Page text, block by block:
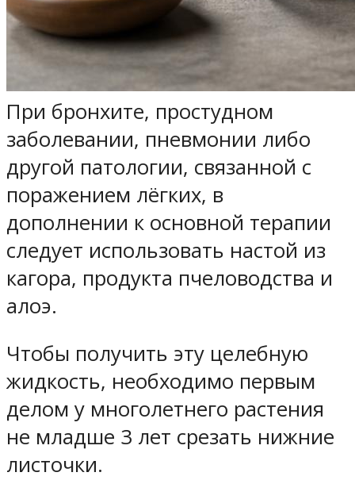
При бронхите, простудном
заболевании, пневмонии либо
другой патологии, связанной с
поражением лёгких, в
дополнении к основной терапии
следует использовать настой из
кагора, продукта пчеловодства и
алоэ.
Чтобы получить эту целебную
жидкость, необходимо первым
делом у многолетнего растения
не младше 3 лет срезать нижние
листочки.